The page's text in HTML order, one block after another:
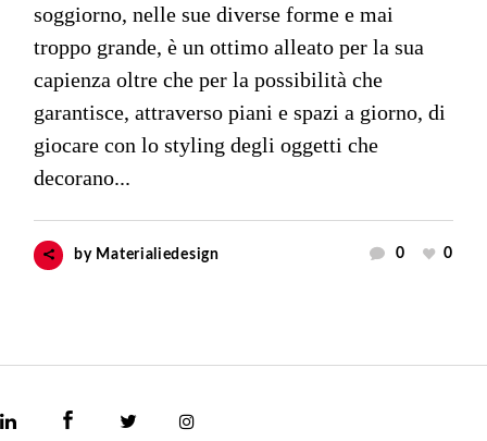
soggiorno, nelle sue diverse forme e mai
troppo grande, è un ottimo alleato per la sua
capienza oltre che per la possibilità che
garantisce, attraverso piani e spazi a giorno, di
giocare con lo styling degli oggetti che
decorano...
by Materialiedesign 0 0